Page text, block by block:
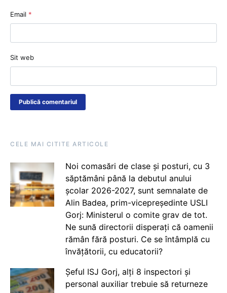
Email *
Sit web
CELE MAI CITITE ARTICOLE
Noi comasări de clase și posturi, cu 3
săptămâni până la debutul anului
școlar 2026-2027, sunt semnalate de
Alin Badea, prim-vicepreședinte USLI
Gorj: Ministerul o comite grav de tot.
Ne sună directorii disperați că oamenii
rămân fără posturi. Ce se întâmplă cu
învățătorii, cu educatorii?
Șeful ISJ Gorj, alți 8 inspectori și
personal auxiliar trebuie să returneze